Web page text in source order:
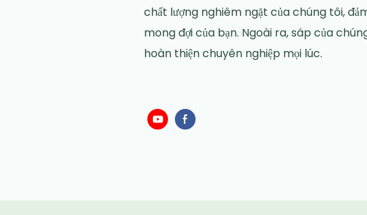
chất lượng nghiêm ngặt của chúng tôi,
mong đợi của bạn. Ngoài ra, sáp của
hoàn thiện chuyên nghiệp mọi lúc.